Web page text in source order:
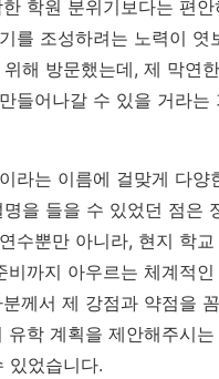
학원 분위기보다는 편
를 조성하려는 노력이 엿
해 방문했는데, 제 막연
들어나갈 수 있을 거라는
라는 이름에 걸맞게 다양
을 들을 수 있었던 점은
수뿐만 아니라, 현지 학
비까지 아우르는 체계적
께서 제 강점과 약점을
유학 계획을 제안해주시
있었습니다.